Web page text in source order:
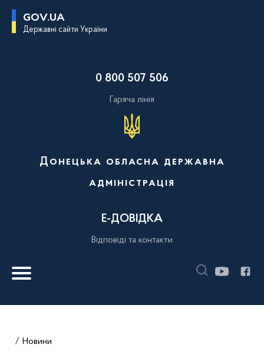
GOV.UA
Державні сайти України
0 800 507 506
Гаряча лінія
Донецька обласна державна
адміністрація
Е-ДОВІДКА
Відповіді та контакти
Новини